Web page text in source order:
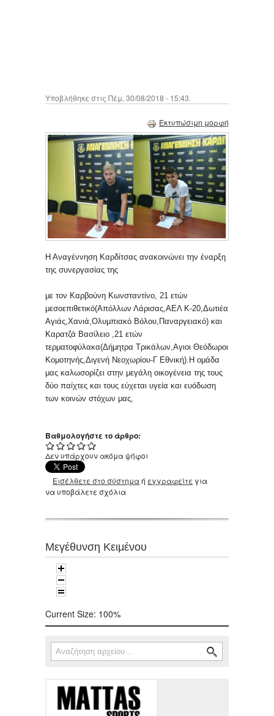
Υποβλήθηκε στις Πέμ, 30/08/2018 - 15:43.
Εκτυπώσιμη μορφή
Η Αναγέννηση Καρδίτσας ανακοινώνει την έναρξη
της συνεργασίας της
με τον Καρβούνη Κωνσταντίνο, 21 ετών
μεσοεπιθετικό(Απόλλων Λάρισας,ΑΕΛ Κ-20,Δωτιέα
Αγιάς,Χανιά,Ολυμπιακό Βόλου,Παναργειακό) και
Καρατζά Βασίλειο ,21 ετών
τερματοφύλακα(Δήμητρα Τρικάλων,Αγιοι Θεόδωροι
Κομοτηνής,Διγενή Νεοχωρίου-Γ Εθνική).Η ομάδα
μας καλωσορίζει στην μεγάλη οικογένεια της τους
δύο παίχτες και τους εύχεται υγεία και ευόδωση
των κοινών στόχων μας,
Βαθμολογήστε το άρθρο:
Δεν υπάρχουν ακόμα ψήφοι
Εισέλθετε στο σύστημαή εγγραφείτε για
να υποβάλετε σχόλια
Μεγέθυνση Κειμένου
Current Size: 100%
Φόρμα αναζήτησης
Αναζήτηση